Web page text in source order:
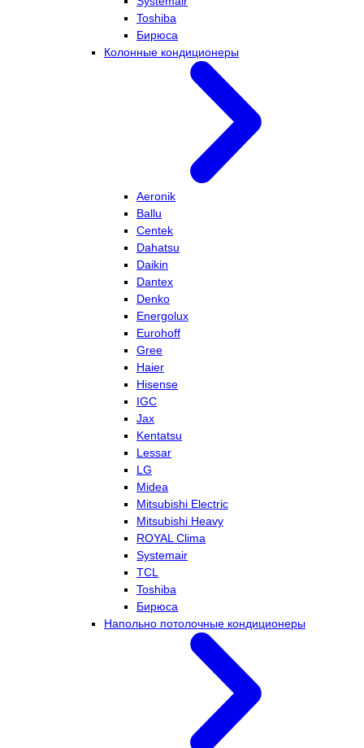
Toshiba
Бирюса
Колонные кондиционеры
Aeronik
Ballu
Centek
Dahatsu
Daikin
Dantex
Denko
Energolux
Eurohoff
Gree
Haier
Hisense
IGC
Jax
Kentatsu
Lessar
LG
Midea
Mitsubishi Electric
Mitsubishi Heavy
ROYAL Clima
Systemair
TCL
Toshiba
Бирюса
Напольно потолочные кондиционеры